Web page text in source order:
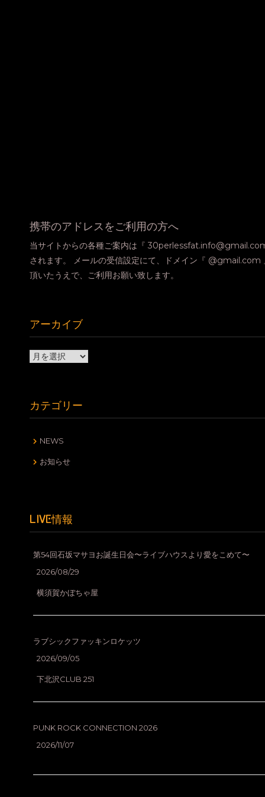
携帯のアドレスをご利用の方へ
当サイトからの各種ご案内は『
されます。 メールの受信設定にて、ドメイン『 @gmail.com
頂いたうえで、ご利用お願い致します。
アーカイブ
ア
イ
ブ
カテゴリー
NEWS
お知らせ
LIVE情報
第54回石坂マサヨお誕生日会〜ライブハウスより愛をこめて〜
2026/08/29
横須賀かぼちゃ屋
ラブシックファッキンロケッツ
2026/09/05
下北沢CLUB 251
PUNK ROCK CONNECTION 2026
2026/11/07